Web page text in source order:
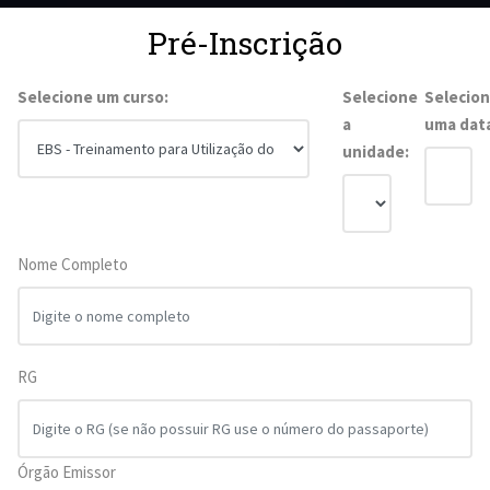
Pré-Inscrição
Selecione um curso:
Selecione
a
unidade:
uma
Nome Completo
RG
Órgão Emissor